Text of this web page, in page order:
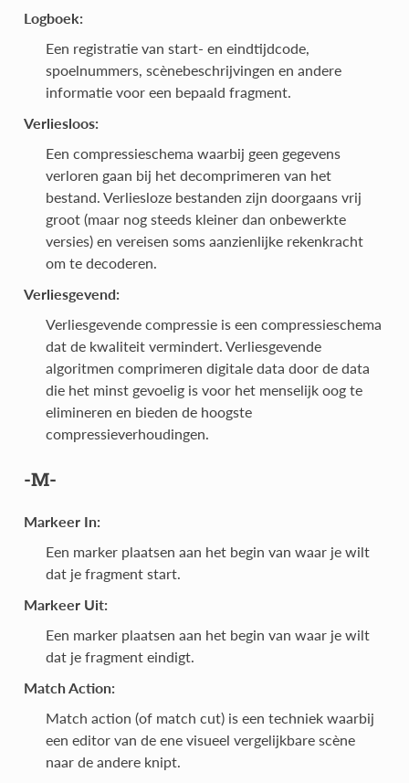
Logboek:
Een registratie van start- en eindtijdcode,
spoelnummers, scènebeschrijvingen en andere
informatie voor een bepaald fragment.
Verliesloos:
Een compressieschema waarbij geen gegevens
verloren gaan bij het decomprimeren van het
bestand. Verliesloze bestanden zijn doorgaans vrij
groot (maar nog steeds kleiner dan onbewerkte
versies) en vereisen soms aanzienlijke rekenkracht
om te decoderen.
Verliesgevend:
Verliesgevende compressie is een compressieschema
dat de kwaliteit vermindert. Verliesgevende
algoritmen comprimeren digitale data door de data
die het minst gevoelig is voor het menselijk oog te
elimineren en bieden de hoogste
compressieverhoudingen.
-M-
Markeer In:
Een marker plaatsen aan het begin van waar je wilt
dat je fragment start.
Markeer Uit:
Een marker plaatsen aan het begin van waar je wilt
dat je fragment eindigt.
Match Action:
Match action (of match cut) is een techniek waarbij
een editor van de ene visueel vergelijkbare scène
naar de andere knipt.